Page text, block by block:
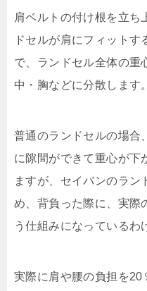
肩ベルトの付け根を立ち
ドセルが肩にフィット
で、ランドセル全体の重
中・胸などに分散します。
普通のランドセルの場合
に隙間ができて重心が下
ますが、セイバンのラン
め、背負った際に、実際
う仕組みになっているわ
実際に肩や腰の負担を20